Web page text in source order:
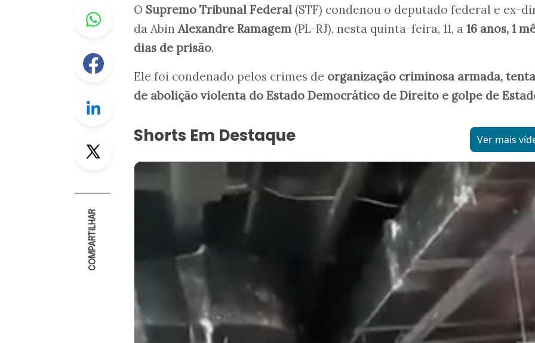
Whastapp
Facebook
Linkedin
Twitter
COMPARTILHAR
O Supremo Tribunal Federal (STF) condenou o deputado federal e ex-
da Abin Alexandre Ramagem (PL-RJ), nesta quinta-feira, 11, a 16 anos, 1
dias de prisão.
Ele foi condenado pelos crimes de organização criminosa armada,
de abolição violenta do Estado Democrático de Direito e golpe de
Shorts Em Destaque Ver mais